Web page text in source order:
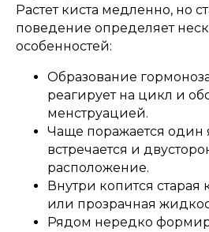
Растет киста медленно, но
поведение определяет
особенностей:
Образование
реагирует на цикл и
менструацией.
Чаще поражается один
встречается и
расположение.
Внутри копится старая
или прозрачная
Рядом нередко